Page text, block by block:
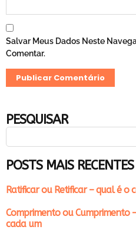
Salvar Meus Dados Neste
Comentar.
PESQUISAR
POSTS MAIS RECENTES
Ratificar ou Retificar – qual é o
Comprimento ou Cumprimento
cada um